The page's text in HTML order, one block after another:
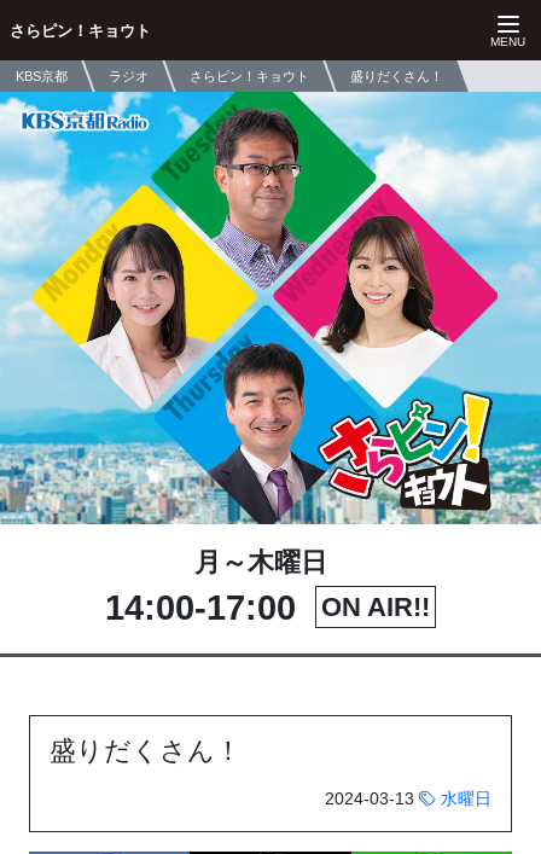
さらピン！キョウト
KBS京都 ラジオ さらピン！キョウト 盛りだくさん！
月～木曜日
14:00-17:00 ON AIR!!
盛りだくさん！
2024-03-13 水曜日